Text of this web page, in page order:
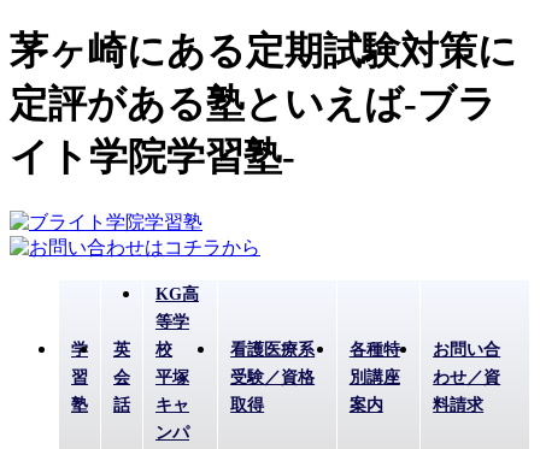
茅ヶ崎にある定期試験対策に
定評がある塾といえば-ブラ
イト学院学習塾-
学
習
塾
英
会
話
KG高
等学
校
平塚
キャ
ンパ
看護医療系
受験／資格
取得
各種特
別講座
案内
お問い合
わせ／資
料請求